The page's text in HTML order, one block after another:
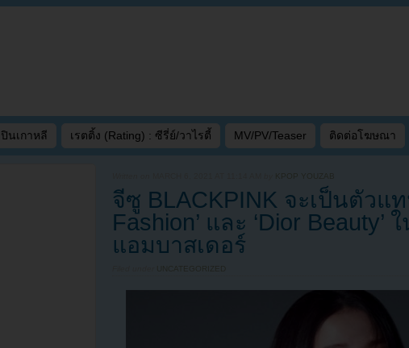
นเกาหลี เรตติ้ง (Rating) : ซีรี่ย์/วาไรตี้ MV/PV/Teaser ติดต่อโฆษณา
KPOP YOUZAB
จีซู BLACKPINK จะเป็นตัวแท
Fashion’ และ ‘Dior Beauty’
แอมบาสเดอร์
UNCATEGORIZED